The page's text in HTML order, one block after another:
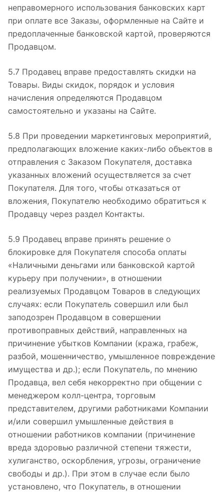
неправомерного использования банковских карт
при оплате все Заказы, оформленные на Сайте и
предоплаченные банковской картой, проверяются
Продавцом.
5.7 Продавец вправе предоставлять скидки на
Товары. Виды скидок, порядок и условия
начисления определяются Продавцом
самостоятельно и указаны на Сайте.
5.8 При проведении маркетинговых мероприятий,
предполагающих вложение каких-либо объектов в
отправления с Заказом Покупателя, доставка
указанных вложений осуществляется за счет
Покупателя. Для того, чтобы отказаться от
вложения, Покупателю необходимо обратиться к
Продавцу через раздел Контакты.
5.9 Продавец вправе принять решение о
блокировке для Покупателя способа оплаты
«Наличными деньгами или банковской картой
курьеру при получении», в отношении
реализуемых Продавцом Товаров в следующих
случаях: если Покупатель совершил или был
заподозрен Продавцом в совершении
противоправных действий, направленных на
причинение убытков Компании (кража, грабеж,
разбой, мошенничество, умышленное повреждение
имущества и др.); если Покупатель, по мнению
Продавца, вел себя некорректно при общении с
менеджером колл-центра, торговым
представителем, другими работниками Компании
и/или совершил умышленные действия в
отношении работников компании (причинение
вреда здоровью различной степени тяжести,
хулиганство, оскорбления, угрозы, ограничение
свободы и др.). При этом в случае если было
установлено, что Покупатель, в отношении